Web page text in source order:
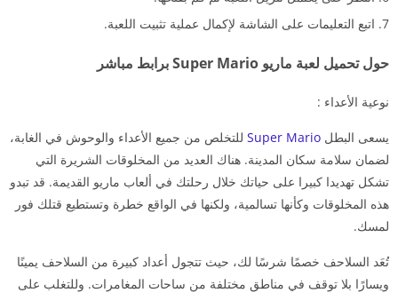
اتبع التعليمات على الشاشة لإكمال عملية تثبيت اللعبة.
حول تحميل لعبة ماريو Super Mario برابط مباشر
نوعية الأعداء :
يسعى البطل Super Mario للتخلص من جميع الأعداء والوحوش في الغابة،
لضمان سلامة سكان المدينة. هناك العديد من المخلوقات الشريرة التي
تشكل تهديدا كبيرا على حياتك خلال رحلتك في ألعاب ماريو القديمة. قد تبدو
هذه المخلوقات وكأنها تسالمية، ولكنها في الواقع خطرة وتستطيع قتلك فور
لمسك.
تُعَد السلاحف خصمًا شرسًا لك، حيث تتجول أعداد كبيرة من السلاحف يمينًا
ويسارًا بلا توقف في مناطق مختلفة من ساحات المغامرات. وللتغلب على